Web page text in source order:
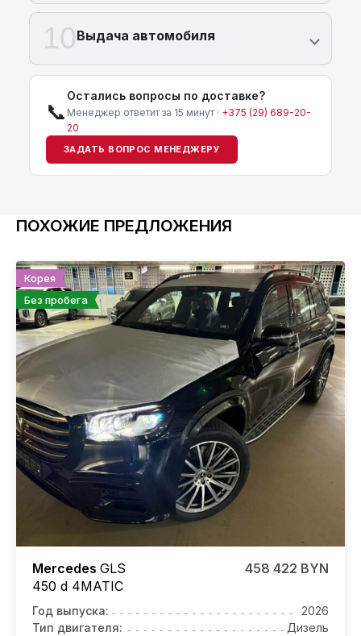
10Выдача автомобиля
📞
Остались вопросы по доставке?
Менеджер ответит за 15 минут · +375 (29) 689-20-
20
ЗАДАТЬ ВОПРОС МЕНЕДЖЕРУ
ПОХОЖИЕ ПРЕДЛОЖЕНИЯ
Корея
Без пробега
Mercedes GLS
450 d 4MATIC
458 422 BYN
Год выпуска:
2026
Тип двигателя:
Дизель